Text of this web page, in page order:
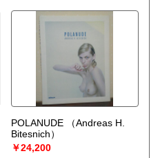
POLANUDE
（Andreas H.
Bitesnich）
￥24,200